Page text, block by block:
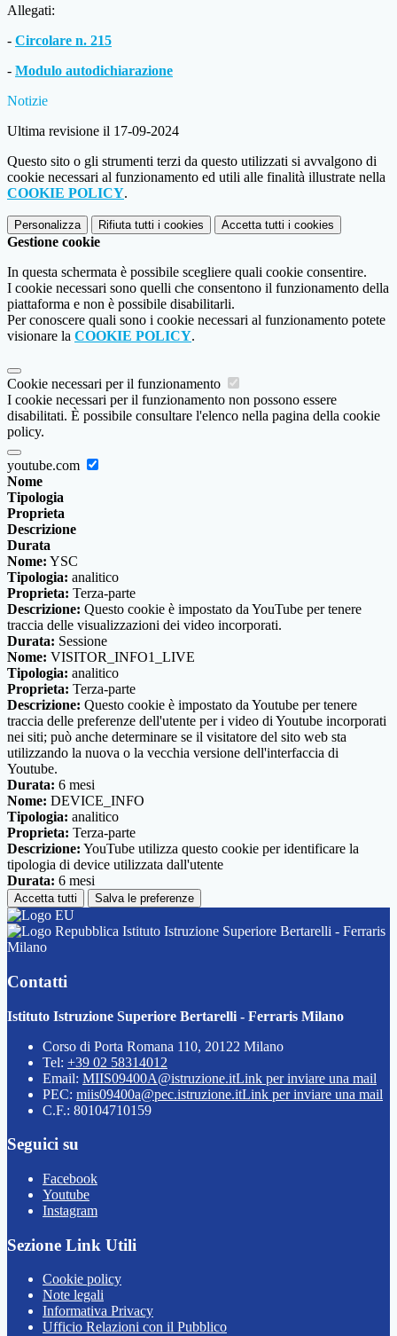
Allegati:
- Circolare n. 215
- Modulo autodichiarazione
Notizie
Ultima revisione il 17-09-2024
Questo sito o gli strumenti terzi da questo utilizzati si avvalgono di
cookie necessari al funzionamento ed utili alle finalità illustrate nella
COOKIE POLICY.
Personalizza Rifiuta tutti i cookies Accetta tutti i cookies
Gestione cookie
In questa schermata è possibile scegliere quali cookie consentire.
I cookie necessari sono quelli che consentono il funzionamento della
piattaforma e non è possibile disabilitarli.
Per conoscere quali sono i cookie necessari al funzionamento potete
visionare la COOKIE POLICY.
Cookie necessari per il funzionamento
I cookie necessari per il funzionamento non possono essere
disabilitati. È possibile consultare l'elenco nella pagina della cookie
policy.
youtube.com
Nome
Tipologia
Proprieta
Descrizione
Durata
Nome: YSC
Tipologia: analitico
Proprieta: Terza-parte
Descrizione: Questo cookie è impostato da YouTube per tenere
traccia delle visualizzazioni dei video incorporati.
Durata: Sessione
Nome: VISITOR_INFO1_LIVE
Tipologia: analitico
Proprieta: Terza-parte
Descrizione: Questo cookie è impostato da Youtube per tenere
traccia delle preferenze dell'utente per i video di Youtube incorporati
nei siti; può anche determinare se il visitatore del sito web sta
utilizzando la nuova o la vecchia versione dell'interfaccia di
Youtube.
Durata: 6 mesi
Nome: DEVICE_INFO
Tipologia: analitico
Proprieta: Terza-parte
Descrizione: YouTube utilizza questo cookie per identificare la
tipologia di device utilizzata dall'utente
Durata: 6 mesi
Accetta tutti Salva le preferenze
Istituto Istruzione Superiore Bertarelli - Ferraris
Milano
Contatti
Istituto Istruzione Superiore Bertarelli - Ferraris Milano
Corso di Porta Romana 110, 20122 Milano
Tel: +39 02 58314012
Email: MIIS09400A@istruzione.itLink per inviare una mail
PEC: miis09400a@pec.istruzione.itLink per inviare una mail
C.F.: 80104710159
Seguici su
Facebook
Youtube
Instagram
Sezione Link Utili
Cookie policy
Note legali
Informativa Privacy
Ufficio Relazioni con il Pubblico